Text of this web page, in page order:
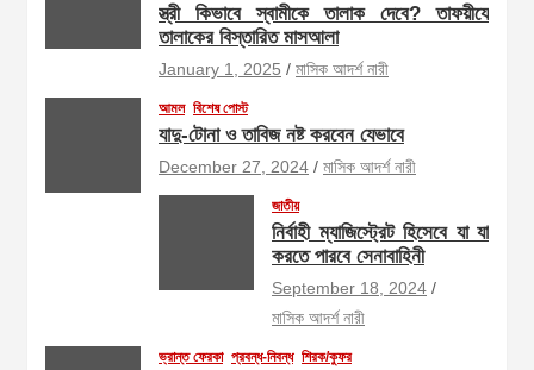
স্ত্রী কিভাবে স্বামীকে তালাক দেবে? তাফয়ীযে
তালাকের বিস্তারিত মাসআলা
January 1, 2025 মাসিক আদর্শ নারী
আমল বিশেষ পোস্ট
যাদু-টোনা ও তাবিজ নষ্ট করবেন যেভাবে
December 27, 2024 মাসিক আদর্শ নারী
জাতীয়
নির্বাহী ম্যাজিস্ট্রেট হিসেবে যা যা
করতে পারবে সেনাবাহিনী
September 18, 2024
মাসিক আদর্শ নারী
ভ্রান্ত ফেরকা প্রবন্ধ-নিবন্ধ শিরক/কুফর